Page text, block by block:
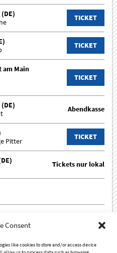
Consent
like cookies to store and/or access device
TICKET
TICKET
am Main
TICKET
Abendkasse
Pitter
TICKET
Tickets nur lokal